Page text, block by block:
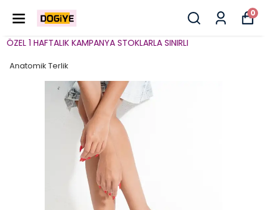
0
1 HAFTALIK KAMPANYA STOKLARLA SINIRLI
Anatomik Terlik